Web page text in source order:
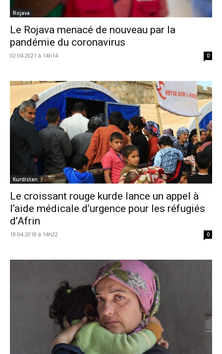
Rojava
Le Rojava menacé de nouveau par la
pandémie du coronavirus
02.04.2021 à 14h14 0
Kurdistan
Le croissant rouge kurde lance un appel à
l’aide médicale d’urgence pour les réfugiés
d’Afrin
18.04.2018 à 14h22 0